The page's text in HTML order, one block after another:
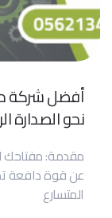
أفضل شركة
نحو الصدارة
مقدمة: مفتاحك
عن قوة دافعة
المتسارع